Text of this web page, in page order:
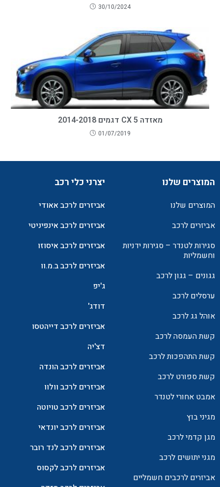
30/10/2024
מאזדה CX 5 דגמים 2014-2018
01/07/2019
המוצרים שלנו
המוצרים שלנו
אביזרים לרכב
סגירות לטנדר – סגירות ידניות
וחשמליות
גגונים – גגון לרכב
ערסלים לרכב
אוהל גג לרכב
קשת העמסה לרכב
קשת התהפכות לרכב
קשת ספורט לרכב
אמבט אחורי לטנדר
מגיני בוץ
מגן קדמי לרכב
מגני יתושים לרכב
אביזרים לרכבים חשמליים
יצרני כלי רכב
אביזרים לרכב אאודי
אביזרים לרכב אינפיניטי
אביזרים לרכב איסוזו
אביזרים לרכב ב.מ.וו
ג'יפ
דודג'
אביזרים לרכב דייהטסו
דצ'יה
אביזרים לרכב הונדה
אביזרים לרכב וולוו
אביזרים לרכב טויוטה
אביזרים לרכב יונדאי
אביזרים לרכב לנד רובר
אביזרים לרכב לקסוס